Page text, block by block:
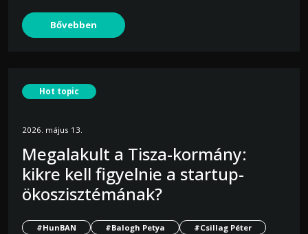
Bővebben
Hot topic
2026. május 13.
Megalakult a Tisza-kormány:
kikre kell figyelnie a startup-
ökoszisztémának?
#HunBAN #Balogh Petya
#Csillag Péter